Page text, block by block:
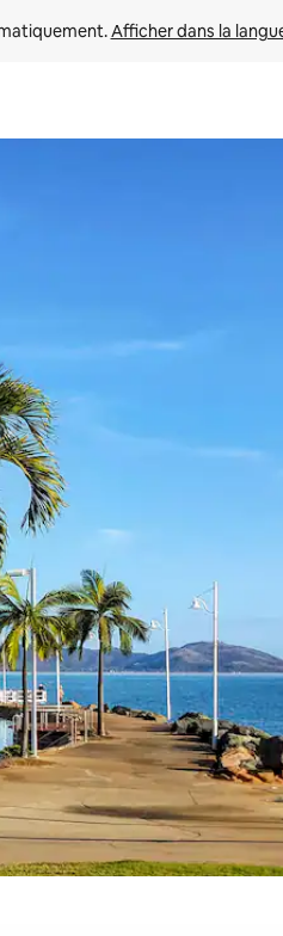
Afficher dans la
le bas, ou en appuyant